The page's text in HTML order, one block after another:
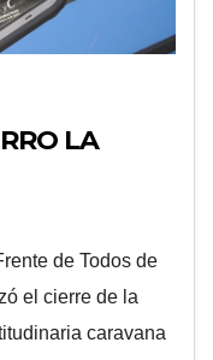
LA
de Todos de
el cierre de la
caravana